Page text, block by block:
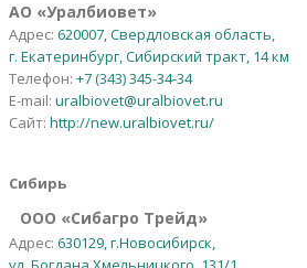
АО «Уралбиовет»
Адрес: 620007, Свердловская область,
г. Екатеринбург, Сибирский тракт, 14 км
Телефон: +7 (343) 345-34-34
E-mail: uralbiovet@uralbiovet.ru
Сайт: http://new.uralbiovet.ru/
Сибирь
OOO «Сибагро Трейд»
Адрес: 630129, г.Новосибирск,